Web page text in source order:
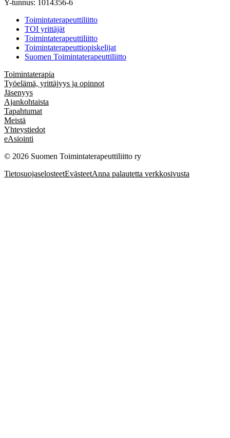
Y-tunnus: 1014356-6
Toimintaterapeuttiliitto
TOI yrittäjät
Toimintaterapeuttiliitto
Toimintaterapeuttiopiskelijat
Suomen Toimintaterapeuttiliitto
Toimintaterapia
Työelämä, yrittäjyys ja opinnot
Jäsenyys
Ajankohtaista
Tapahtumat
Meistä
Yhteystiedot
eAsiointi
© 2026 Suomen Toimintaterapeuttiliitto ry
TietosuojaselosteetEvästeetAnna palautetta verkkosivusta